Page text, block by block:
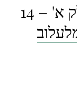
סיפור למוצאי שבת חלק א' – 14